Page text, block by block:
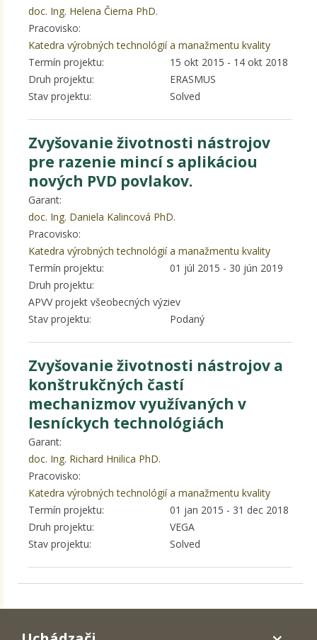
doc. Ing. Helena Čierna PhD.
Pracovisko:
Katedra výrobných technológií a manažmentu kvality
Termín projektu:
15 okt 2015 - 14 okt 2018
Druh projektu:
ERASMUS
Stav projektu:
Solved
Zvyšovanie životnosti nástrojov
pre razenie mincí s aplikáciou
nových PVD povlakov.
Garant:
doc. Ing. Daniela Kalincová PhD.
Pracovisko:
Katedra výrobných technológií a manažmentu kvality
Termín projektu:
01 júl 2015 - 30 jún 2019
Druh projektu:
APVV projekt všeobecných výziev
Stav projektu:
Podaný
Zvyšovanie životnosti nástrojov a
konštrukčných častí
mechanizmov využívaných v
lesníckych technológiách
Garant:
doc. Ing. Richard Hnilica PhD.
Pracovisko:
Katedra výrobných technológií a manažmentu kvality
Termín projektu:
01 jan 2015 - 31 dec 2018
Druh projektu:
VEGA
Stav projektu:
Solved